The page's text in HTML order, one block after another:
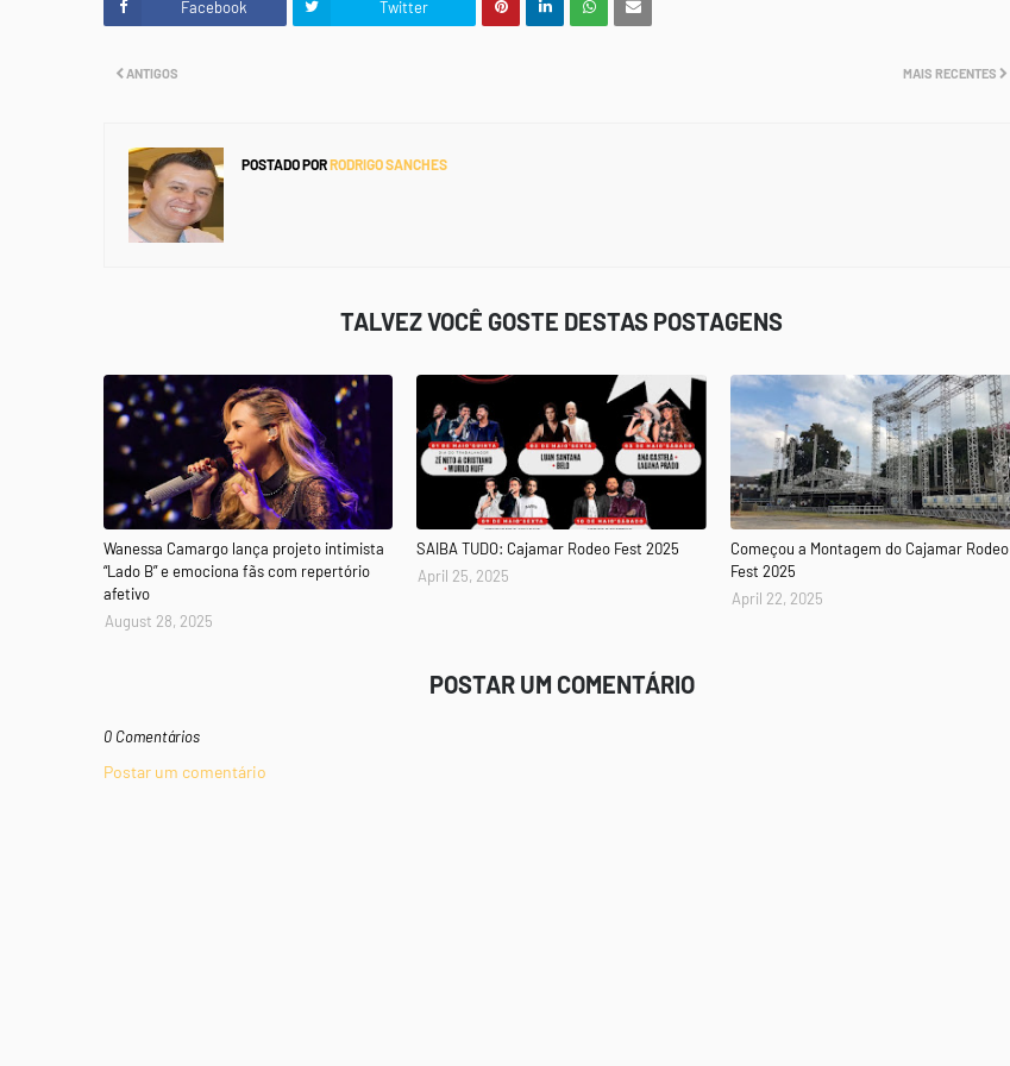
Facebook Twitter
MAIS RECENTES
ANTIGOS
POSTADO PORRODRIGO SANCHES
TALVEZ VOCÊ GOSTE DESTAS POSTAGENS
Wanessa Camargo lança projeto intimista
“Lado B” e emociona fãs com repertório
afetivo
August 28, 2025
SAIBA TUDO: Cajamar Rodeo Fest 2025
April 25, 2025
Começou a Montagem do Cajamar Rodeo
Fest 2025
April 22, 2025
POSTAR UM COMENTÁRIO
0 Comentários
Postar um comentário